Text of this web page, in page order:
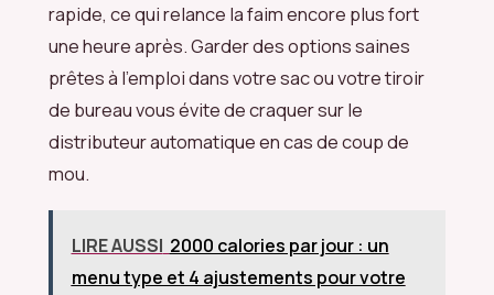
rapide, ce qui relance la faim encore plus fort
une heure après. Garder des options saines
prêtes à l’emploi dans votre sac ou votre tiroir
de bureau vous évite de craquer sur le
distributeur automatique en cas de coup de
mou.
LIRE AUSSI 2000 calories par jour : un
menu type et 4 ajustements pour votre